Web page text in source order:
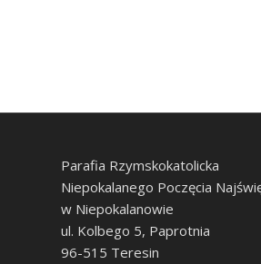
Parafia Rzymskokatolicka
Niepokalanego Poczęcia
w Niepokalanowie
ul. Kolbego 5, Paprotnia
96-515 Teresin